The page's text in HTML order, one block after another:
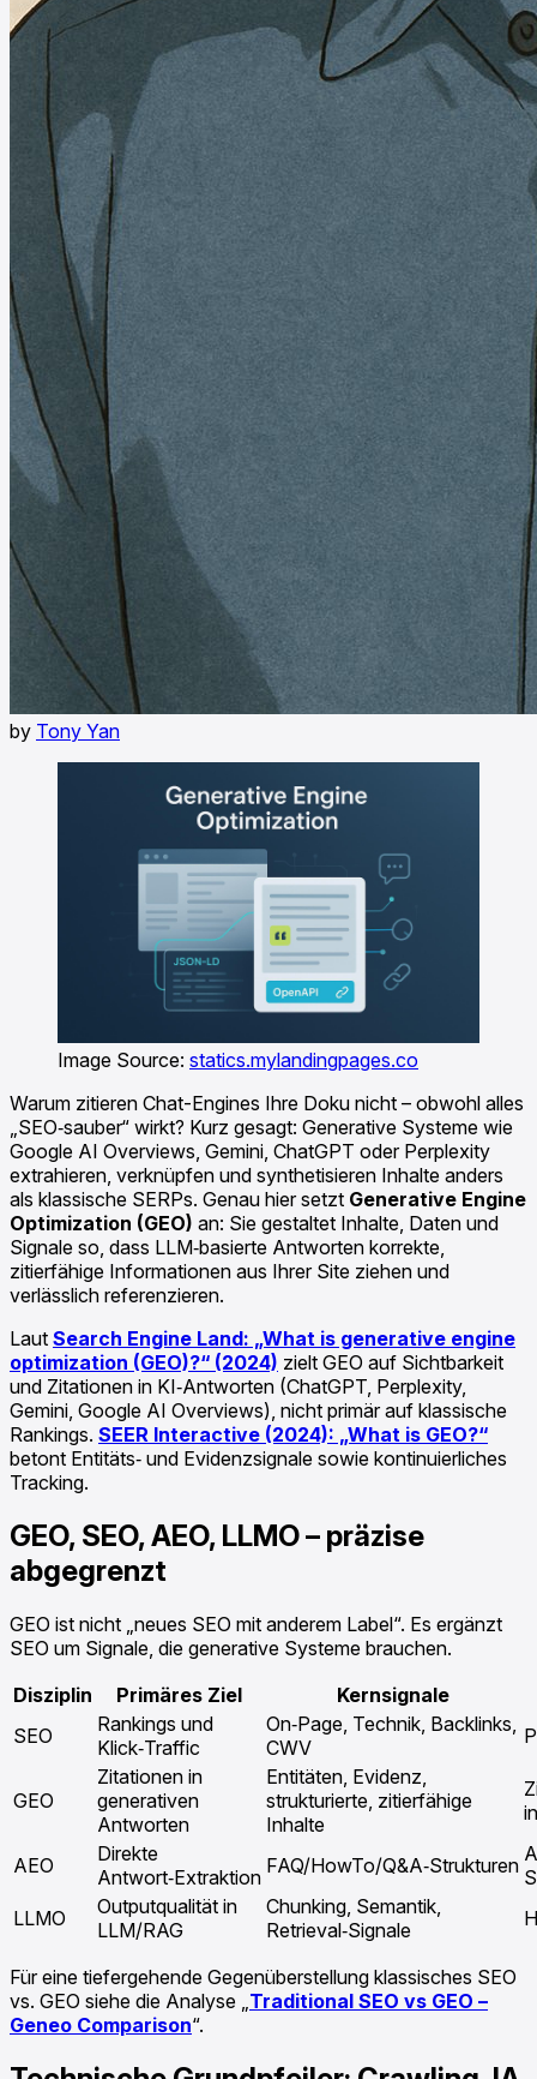
by Tony Yan
Image Source: statics.mylandingpages.co
Warum zitieren Chat-Engines Ihre Doku nicht – obwohl alles
„SEO‑sauber“ wirkt? Kurz gesagt: Generative Systeme wie
Google AI Overviews, Gemini, ChatGPT oder Perplexity
extrahieren, verknüpfen und synthetisieren Inhalte anders
als klassische SERPs. Genau hier setzt Generative Engine
Optimization (GEO) an: Sie gestaltet Inhalte, Daten und
Signale so, dass LLM‑basierte Antworten korrekte,
zitierfähige Informationen aus Ihrer Site ziehen und
verlässlich referenzieren.
Laut Search Engine Land: „What is generative engine
optimization (GEO)?“ (2024) zielt GEO auf Sichtbarkeit
und Zitationen in KI‑Antworten (ChatGPT, Perplexity,
Gemini, Google AI Overviews), nicht primär auf klassische
Rankings. SEER Interactive (2024): „What is GEO?“
betont Entitäts‑ und Evidenzsignale sowie kontinuierliches
Tracking.
GEO, SEO, AEO, LLMO – präzise
abgegrenzt
GEO ist nicht „neues SEO mit anderem Label“. Es ergänzt
SEO um Signale, die generative Systeme brauchen.
Disziplin
Primäres Ziel
Kernsignale
SEO
Rankings und
Klick‑Traffic
On‑Page, Technik, Backlinks,
CWV
GEO
Zitationen in
generativen
Antworten
Entitäten, Evidenz,
strukturierte, zitierfähige
Inhalte
AEO
Direkte
Antwort‑Extraktion FAQ/HowTo/Q&A‑Strukturen
LLMO
Outputqualität in
LLM/RAG
Chunking, Semantik,
Retrieval‑Signale
Für eine tiefergehende Gegenüberstellung klassisches SEO
vs. GEO siehe die Analyse „Traditional SEO vs GEO –
Geneo Comparison“.